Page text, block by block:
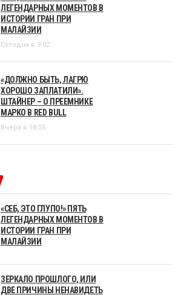
ЛЕГЕНДАРНЫХ МОМЕНТОВ В
ИСТОРИИ ГРАН ПРИ
МАЛАЙЗИИ
Сегодня в 9:02
«ДОЛЖНО БЫТЬ, ЛАГРЮ
ХОРОШО ЗАПЛАТИЛИ».
ШТАЙНЕР – О ПРЕЕМНИКЕ
МАРКО В RED BULL
Вчера в 18:55
«СЕБ, ЭТО ГЛУПО!» ПЯТЬ
ЛЕГЕНДАРНЫХ МОМЕНТОВ В
ИСТОРИИ ГРАН ПРИ
МАЛАЙЗИИ
ЗЕРКАЛО ПРОШЛОГО, ИЛИ
ДВЕ ПРИЧИНЫ НЕНАВИДЕТЬ